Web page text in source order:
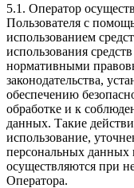
5.1. Оператор
Пользователя с
использованием
использования
нормативными
законодательства,
обеспечению
обработке и к
данных. Такие
использование,
персональных данных
осуществляются при
Оператора.